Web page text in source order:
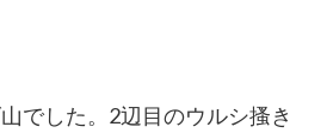
でした。2辺目のウルシ搔き